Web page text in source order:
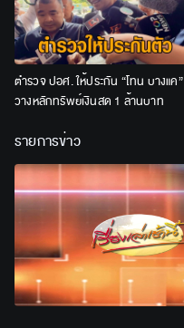
ตำรวจ ปอศ. ให้ประกัน “โทน บางแค”
วางหลักทรัพย์เงินสด 1 ล้านบาท
รายการข่าว